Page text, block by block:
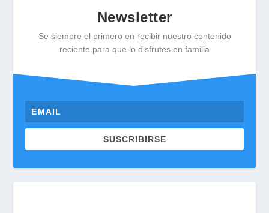
Newsletter
Se siempre el primero en recibir nuestro contenido
reciente para que lo disfrutes en familia
SUSCRIBIRSE